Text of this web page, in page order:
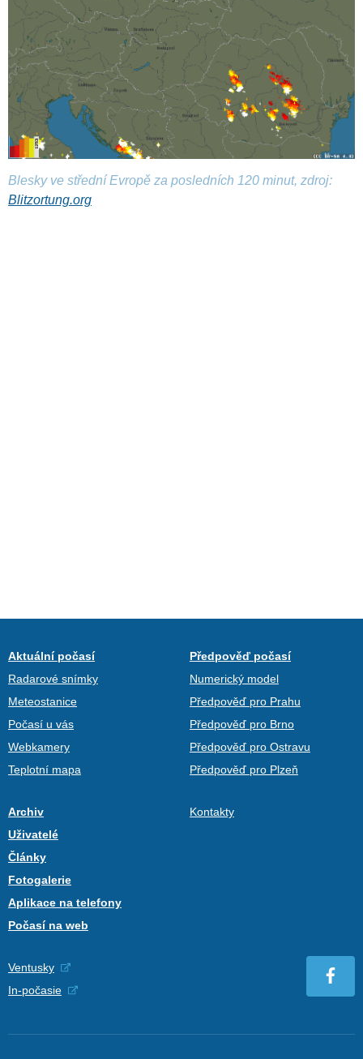
Blesky ve střední Evropě za posledních 120 minut, zdroj:
Blitzortung.org
Aktuální počasí
Radarové snímky
Meteostanice
Počasí u vás
Webkamery
Teplotní mapa
Předpověď počasí
Numerický model
Předpověď pro Prahu
Předpověď pro Brno
Předpověď pro Ostravu
Předpověď pro Plzeň
Archiv
Uživatelé
Články
Fotogalerie
Aplikace na telefony
Počasí na web
Kontakty
Ventusky
In-počasie